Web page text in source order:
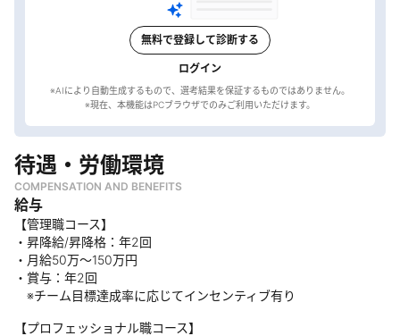
無料で登録して診断する
ログイン
※AIにより自動生成するもので、選考結果を保証するものではありません。
待遇・労働環境
COMPENSATION AND BENEFITS
給与
【管理職コース】
・昇降給/昇降格：年2回
・月給50万～150万円
・賞与：年2回
※チーム目標達成率に応じてインセンティブ有り
【プロフェッショナル職コース】